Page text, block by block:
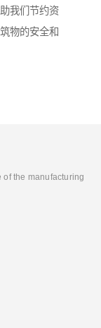
我们节约资
物的安全和
the manufacturing